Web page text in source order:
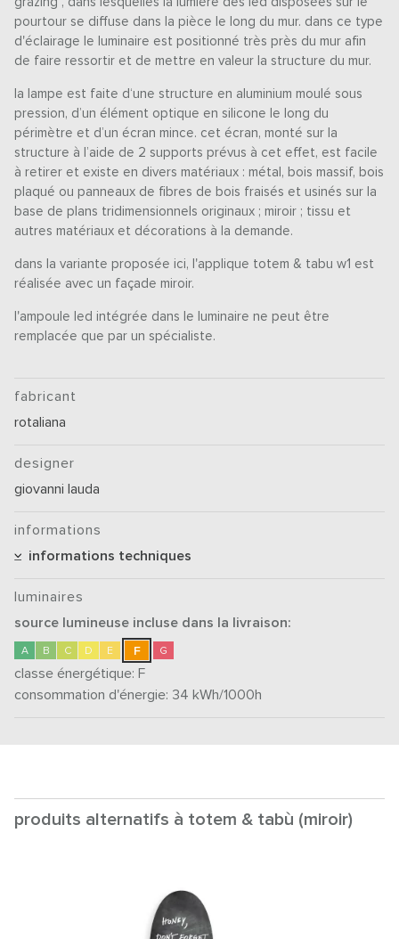
pourtour se diffuse dans la pièce le long du mur. dans ce type
d'éclairage le luminaire est positionné très près du mur afin
de faire ressortir et de mettre en valeur la structure du mur.
la lampe est faite d‘une structure en aluminium moulé sous
pression, d’un élément optique en silicone le long du
périmètre et d’un écran mince. cet écran, monté sur la
structure à l’aide de 2 supports prévus à cet effet, est facile
à retirer et existe en divers matériaux : métal, bois massif, bois
plaqué ou panneaux de fibres de bois fraisés et usinés sur la
base de plans tridimensionnels originaux ; miroir ; tissu et
autres matériaux et décorations à la demande.
dans la variante proposée ici, l'applique totem & tabu w1 est
réalisée avec un façade miroir.
l'ampoule led intégrée dans le luminaire ne peut être
remplacée que par un spécialiste.
fabricant
rotaliana
designer
giovanni lauda
informations
informations techniques
luminaires
source lumineuse incluse dans la livraison:
A B C D E F G
classe énergétique: F
consommation d'énergie: 34 kWh/1000h
produits alternatifs à totem & tabù (miroir)